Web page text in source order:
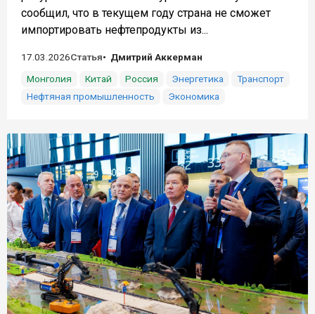
сообщил, что в текущем году страна не сможет
импортировать нефтепродукты из...
17.03.2026Статья
Дмитрий Аккерман
Монголия
Китай Россия Энергетика
Транспорт
Нефтяная промышленность
Экономика